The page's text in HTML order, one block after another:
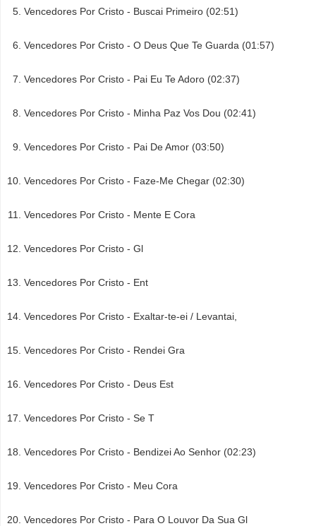
Vencedores Por Cristo - Buscai Primeiro (02:51)
Vencedores Por Cristo - O Deus Que Te Guarda (01:57)
Vencedores Por Cristo - Pai Eu Te Adoro (02:37)
Vencedores Por Cristo - Minha Paz Vos Dou (02:41)
Vencedores Por Cristo - Pai De Amor (03:50)
Vencedores Por Cristo - Faze-Me Chegar (02:30)
Vencedores Por Cristo - Mente E Cora
Vencedores Por Cristo - Gl
Vencedores Por Cristo - Ent
Vencedores Por Cristo - Exaltar-te-ei / Levantai,
Vencedores Por Cristo - Rendei Gra
Vencedores Por Cristo - Deus Est
Vencedores Por Cristo - Se T
Vencedores Por Cristo - Bendizei Ao Senhor (02:23)
Vencedores Por Cristo - Meu Cora
Vencedores Por Cristo - Para O Louvor Da Sua Gl